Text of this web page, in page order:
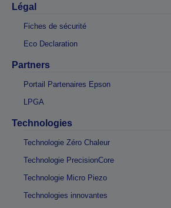
Légal
Fiches de sécurité
Eco Declaration
Partners
Portail Partenaires Epson
LPGA
Technologies
Technologie Zéro Chaleur
Technologie PrecisionCore
Technologie Micro Piezo
Technologies innovantes